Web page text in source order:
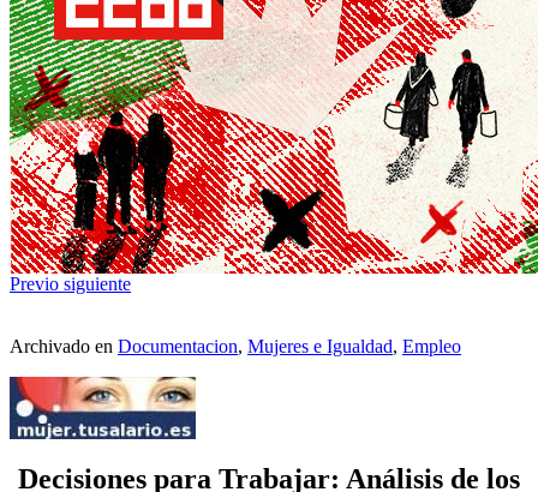
Previo siguiente
Archivado en Documentacion, Mujeres e Igualdad, Empleo
Decisiones para Trabajar: Análisis de los